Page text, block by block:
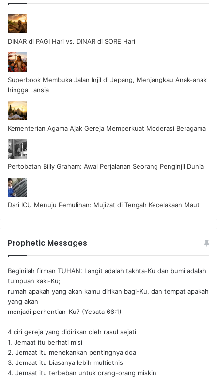
DINAR di PAGI Hari vs. DINAR di SORE Hari
Superbook Membuka Jalan Injil di Jepang, Menjangkau Anak-anak
hingga Lansia
Kementerian Agama Ajak Gereja Memperkuat Moderasi Beragama
Pertobatan Billy Graham: Awal Perjalanan Seorang Penginjil Dunia
Dari ICU Menuju Pemulihan: Mujizat di Tengah Kecelakaan Maut
Prophetic Messages
Beginilah firman TUHAN: Langit adalah takhta-Ku dan bumi adalah
tumpuan kaki-Ku;
rumah apakah yang akan kamu dirikan bagi-Ku, dan tempat apakah
yang akan
menjadi perhentian-Ku? (Yesata 66:1) ‪
4 ciri gereja yang didirikan oleh rasul sejati :
1. Jemaat itu berhati misi
2. Jemaat itu menekankan pentingnya doa
3. Jemaat itu biasanya lebih multietnis
4. Jemaat itu terbeban untuk orang-orang miskin